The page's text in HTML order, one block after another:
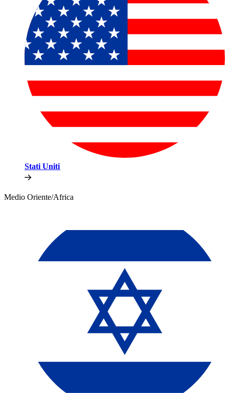
Stati Uniti​​
Medio Oriente/Africa​​